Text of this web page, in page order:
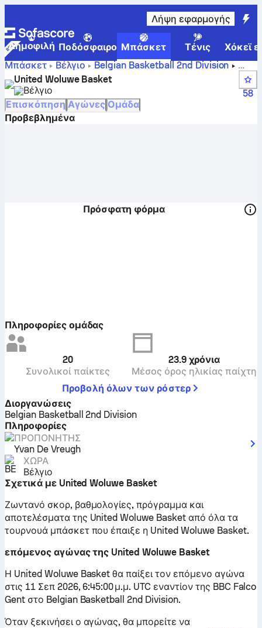
Λήψη εφαρμογής
Δημοφιλή Ποδόσφαιρο Μπάσκετ Τένις
Χόκεϊ
Μπάσκετ
Βέλγιο
Belgian Basketball 2nd Division
Βαθμολογίες, θέσεις, πρόγραμμα και παίκτες της
United Woluwe Basket
United Woluwe Basket
Βέλγιο
58
Επισκόπηση Αγώνες Ομάδα
Προβεβλημένα
Πρόσφατη φόρμα
Πληροφορίες ομάδας
20
Συνολικοί παίκτες
23.9 χρόνια
Μέσος όρος ηλικίας παίχτη
Προβολή όλων των ρόστερ
Διοργανώσεις
Belgian Basketball 2nd Division
Πληροφορίες
ΠΡΟΠΟΝΗΤΉΣ
Yvan De Vreugh
ΧΏΡΑ
Βέλγιο
Σχετικά με United Woluwe Basket
Ζωντανό σκορ, βαθμολογίες, πρόγραμμα και
αποτελέσματα της United Woluwe Basket από όλα τα
τουρνουά μπάσκετ που έπαιξε η United Woluwe Basket.
επόμενος αγώνας της United Woluwe Basket
Η United Woluwe Basket θα παίξει τον επόμενο αγώνα
στις 11 Σεπ 2026, 6:45:00 μ.μ. UTC εναντίον της BBC Falco
Gent στο Belgian Basketball 2nd Division.
Όταν ξεκινήσει ο αγώνας, θα μπορείτε να